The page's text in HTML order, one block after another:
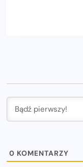
0 KOMENTARZY